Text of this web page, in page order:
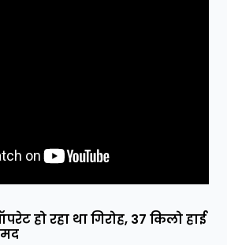
हो रहा था गिरोह, 37 किलो हाई